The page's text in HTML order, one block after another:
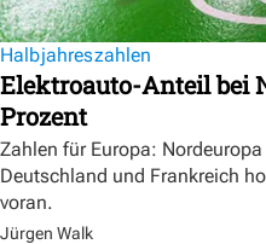
Halbjahreszahlen
Elektroauto-Anteil bei
Prozent
Zahlen für Europa:
Deutschland und Frankreich
voran.
Jürgen Walk